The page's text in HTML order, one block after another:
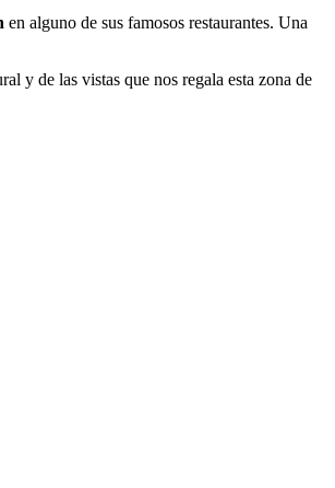
en alguno de sus famosos restaurantes. Una
y de las vistas que nos regala esta zona de